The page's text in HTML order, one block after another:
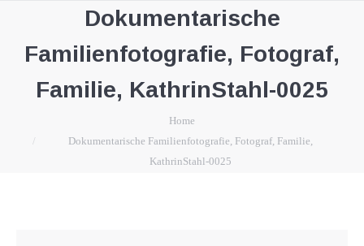
Dokumentarische
Familienfotografie, Fotograf,
Familie, KathrinStahl-0025
Home
Dokumentarische Familienfotografie, Fotograf, Familie,
KathrinStahl-0025